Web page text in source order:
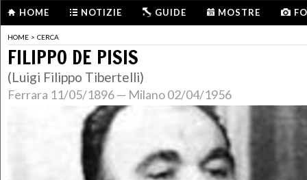
HOME NOTIZIE GUIDE MOSTRE
HOME > CERCA
FILIPPO DE PISIS
(Luigi Filippo Tibertelli)
Ferrara 11/05/1896 — Milano 02/04/1956